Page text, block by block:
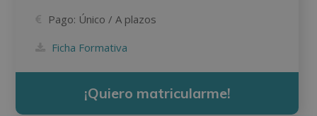
Pago: Único / A plazos
Ficha Formativa
¡Quiero matricularme!